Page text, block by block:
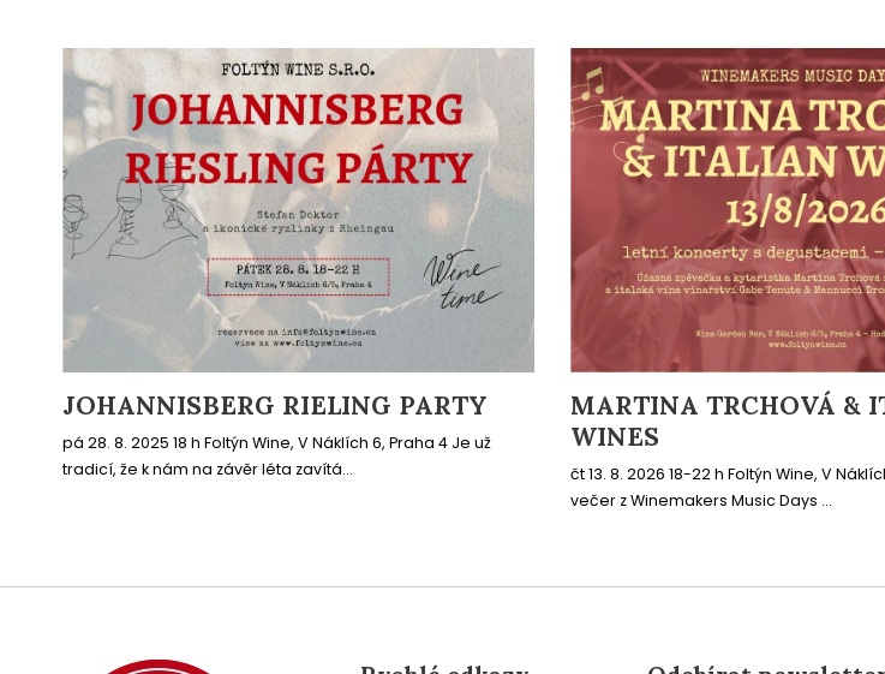
JOHANNISBERG RIELING PARTY
pá 28. 8. 2025 18 h Foltýn Wine, V Náklích 6, Praha 4 Je už
tradicí, že k nám na závěr léta zavítá...
MARTINA TRCHOVÁ &
WINES
čt 13. 8. 2026 18-22 h Foltýn Wine, V
večer z Winemakers Music Days ...